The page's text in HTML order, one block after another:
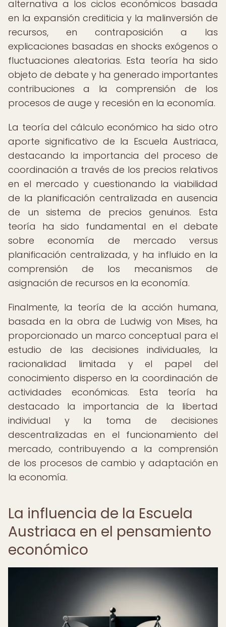
alternativa a los ciclos económicos basada
en la expansión crediticia y la malinversión de
recursos, en contraposición a las
explicaciones basadas en shocks exógenos o
fluctuaciones aleatorias. Esta teoría ha sido
objeto de debate y ha generado importantes
contribuciones a la comprensión de los
procesos de auge y recesión en la economía.
La teoría del cálculo económico ha sido otro
aporte significativo de la Escuela Austriaca,
destacando la importancia del proceso de
coordinación a través de los precios relativos
en el mercado y cuestionando la viabilidad
de la planificación centralizada en ausencia
de un sistema de precios genuinos. Esta
teoría ha sido fundamental en el debate
sobre economía de mercado versus
planificación centralizada, y ha influido en la
comprensión de los mecanismos de
asignación de recursos en la economía.
Finalmente, la teoría de la acción humana,
basada en la obra de Ludwig von Mises, ha
proporcionado un marco conceptual para el
estudio de las decisiones individuales, la
racionalidad limitada y el papel del
conocimiento disperso en la coordinación de
actividades económicas. Esta teoría ha
destacado la importancia de la libertad
individual y la toma de decisiones
descentralizadas en el funcionamiento del
mercado, contribuyendo a la comprensión
de los procesos de cambio y adaptación en
la economía.
La influencia de la Escuela
Austriaca en el pensamiento
económico